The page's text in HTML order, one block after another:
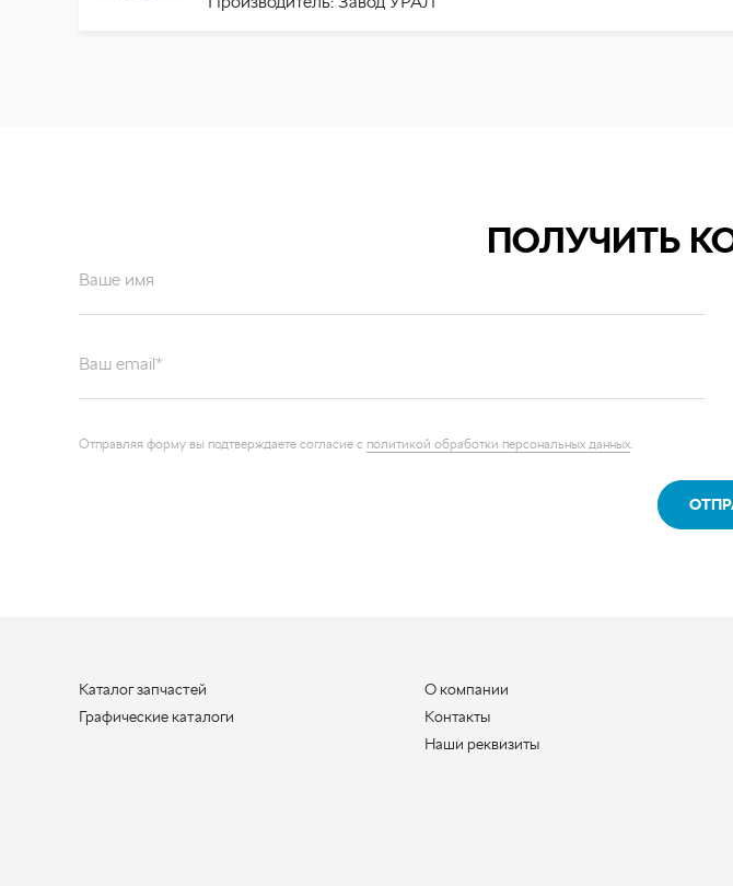
ПОЛУЧИТЬ
Ваше имя
Отправляя форму вы подтверждаете согласие с